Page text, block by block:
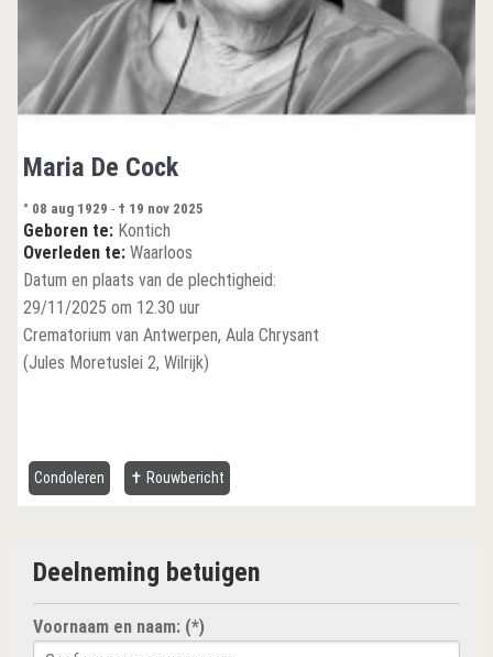
Maria De Cock
° 08 aug 1929 - † 19 nov 2025
Geboren te: Kontich
Overleden te: Waarloos
Datum en plaats van de plechtigheid:
29/11/2025 om 12.30 uur
Crematorium van Antwerpen, Aula Chrysant
(Jules Moretuslei 2, Wilrijk)
Condoleren ✝ Rouwbericht
Deelneming betuigen
Voornaam en naam: (*)